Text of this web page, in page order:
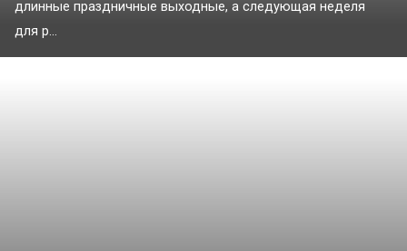
длинные праздничные выходные, а следующая неделя
для р...